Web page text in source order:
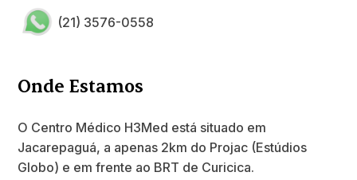
(21) 3576-0558
Onde Estamos
O Centro Médico H3Med está situado em
Jacarepaguá, a apenas 2km do Projac (Estúdios
Globo) e em frente ao BRT de Curicica.